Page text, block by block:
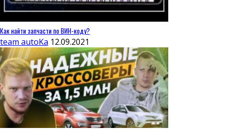
Как найти запчасти по ВИН-коду?
team autoKa 12.09.2021